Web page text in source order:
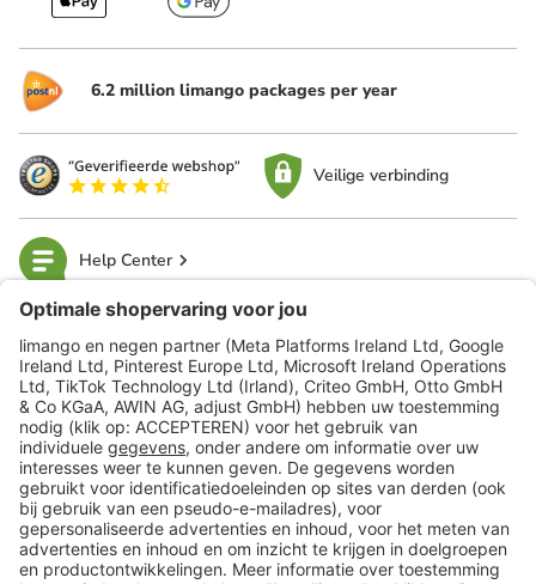
6.2 million limango packages per year
Veilige verbinding
Help Center
limango
Veilig winkelen
Klantenservice
Shop
Acties